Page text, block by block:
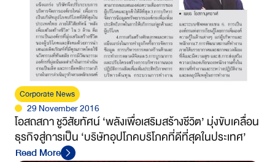
Corporate News
29 November 2016
โอสถสภา ชูวิสัยทัศน์ ‘พลังเพื่อเสริมสร้างชีวิต’ มุ่งขับเคลื่อน
ธุรกิจสู่การเป็น ‘บริษัทอุปโภคบริโภคที่ดีที่สุดในประเทศ’
Read More